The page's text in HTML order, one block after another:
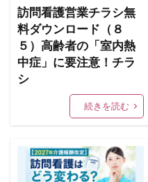
訪問看護営業チラシ無
料ダウンロード（８
５）高齢者の「室内熱
中症」に要注意！チラ
シ
続きを読む